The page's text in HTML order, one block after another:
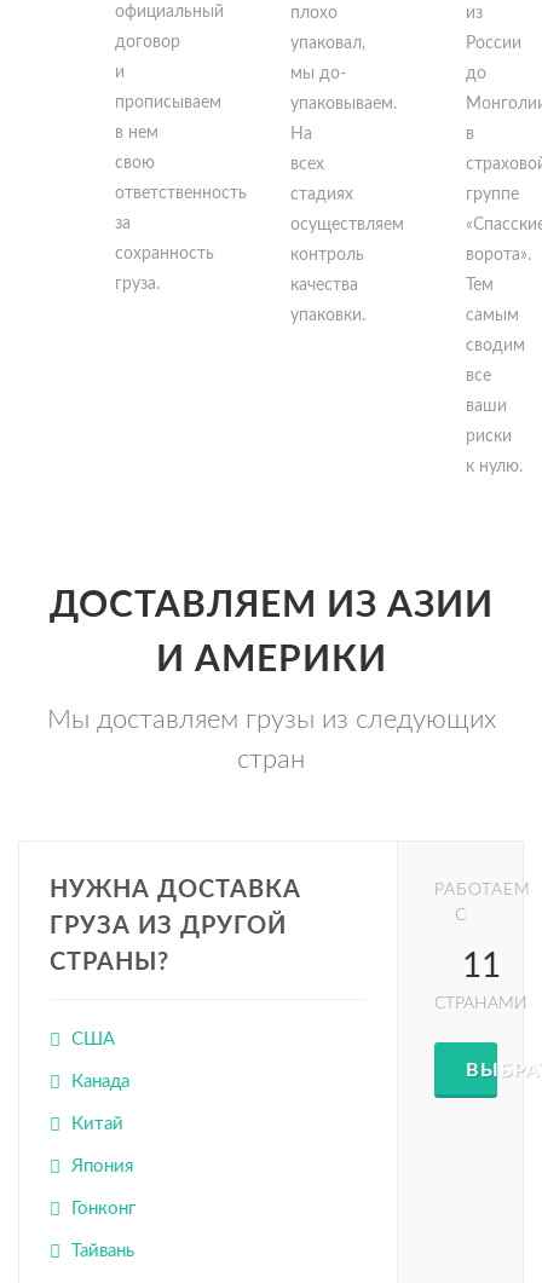
официальный
договор
и
прописываем
в нем
свою
ответственность
за
сохранность
груза.
плохо
упаковал,
мы до-
упаковываем.
На
всех
стадиях
осуществляем
контроль
качества
упаковки.
из
России
до
в
группе
ворота».
Тем
самым
сводим
все
ваши
риски
к нулю.
ДОСТАВЛЯЕМ ИЗ АЗИИ
И АМЕРИКИ
Мы доставляем грузы из следующих
стран
НУЖНА ДОСТАВКА
ГРУЗА ИЗ ДРУГОЙ
СТРАНЫ?
США
Канада
Китай
Япония
Гонконг
Тайвань
РАБОТАЕМ
С
11
СТРАНАМИ